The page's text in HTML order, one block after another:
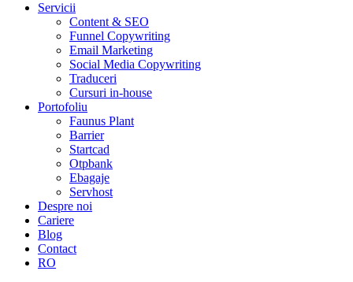
Servicii
Content & SEO
Funnel Copywriting
Email Marketing
Social Media Copywriting
Traduceri
Cursuri in-house
Portofoliu
Faunus Plant
Barrier
Startcad
Otpbank
Ebagaje
Servhost
Despre noi
Cariere
Blog
Contact
RO